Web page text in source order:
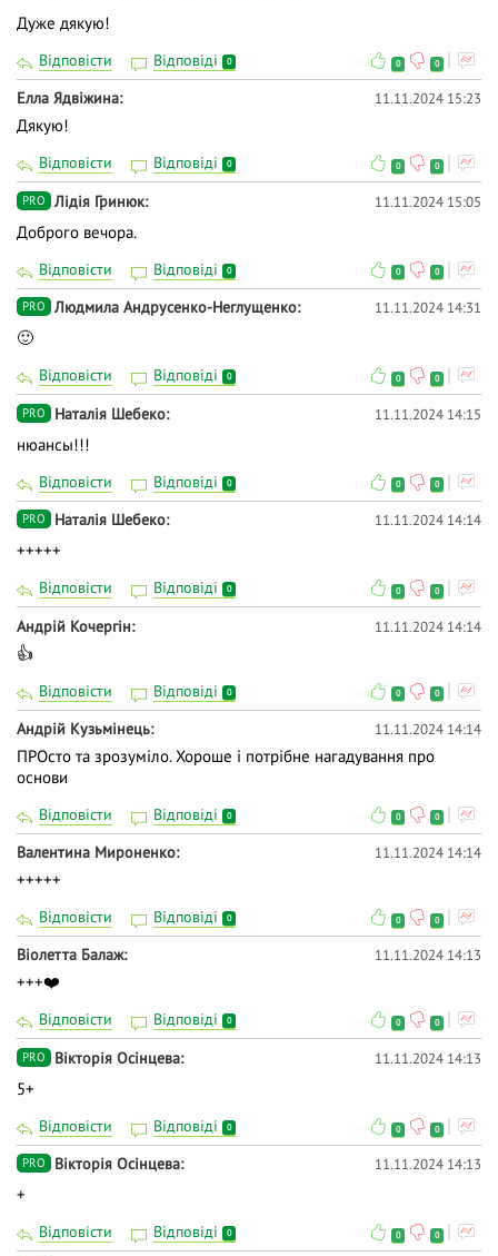
Дуже дякую!
Відповісти Відповіді 0 0 0
Елла Ядвіжина 11.11.2024 15:23
Дякую!
Відповісти Відповіді 0 0 0
PRO Лідія Гринюк 11.11.2024 15:05
Доброго вечора.
Відповісти Відповіді 0 0 0
PRO Людмила Андрусенко-Неглущенко 11.11.2024 14:31
🙂
Відповісти Відповіді 0 0 0
PRO Наталія Шебеко 11.11.2024 14:15
нюансы!!!
Відповісти Відповіді 0 0 0
PRO Наталія Шебеко 11.11.2024 14:14
+++++
Відповісти Відповіді 0 0 0
Андрій Кочергін 11.11.2024 14:14
👍
Відповісти Відповіді 0 0 0
Андрій Кузьмінець 11.11.2024 14:14
ПРОсто та зрозуміло. Хороше і потрібне нагадування про
основи
Відповісти Відповіді 0 0 0
Валентина Мироненко 11.11.2024 14:14
+++++
Відповісти Відповіді 0 0 0
Віолетта Балаж 11.11.2024 14:13
+++❤️
Відповісти Відповіді 0 0 0
PRO Вікторія Осінцева 11.11.2024 14:13
5+
Відповісти Відповіді 0 0 0
PRO Вікторія Осінцева 11.11.2024 14:13
+
Відповісти Відповіді 0 0 0